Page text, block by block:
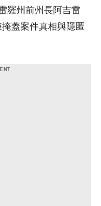
羅州前州長阿吉雷
掩蓋案件真相與隱匿